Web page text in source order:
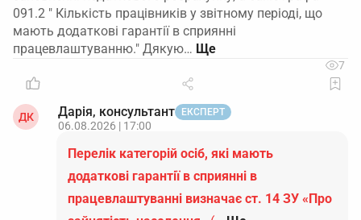
091.2 " Кількість працівників у звітному періоді, що
мають додаткові гарантії в сприянні
працевлаштуванню." Дякую…
7
ДК Дарія, консультант ЕКСПЕРТ
06.08.2026 | 17:00
Перелік категорій осіб, які мають
додаткові гарантії в сприянні в
працевлаштуванні визначає ст. 14 ЗУ «Про